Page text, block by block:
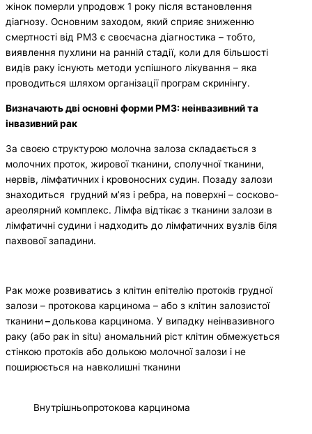
жінок померли упродовж 1 року після встановлення
діагнозу. Основним заходом, який сприяє зниженню
смертності від РМЗ є своєчасна діагностика – тобто,
виявлення пухлини на ранній стадії, коли для більшості
видів раку існують методи успішного лікування – яка
проводиться шляхом організації програм скринінгу.
Визначають дві основні форми РМЗ: неінвазивний та
інвазивний рак
За своєю структурою молочна залоза складається з
молочних проток, жирової тканини, сполучної тканини,
нервів, лімфатичних і кровоносних судин. Позаду залози
знаходиться грудний м’яз і ребра, на поверхні – сосково-
ареолярний комплекс. Лімфа відтікає з тканини залози в
лімфатичні судини і надходить до лімфатичних вузлів біля
пахвової западини.
Рак може розвиватись з клітин епітелію протоків грудної
залози – протокова карцинома – або з клітин залозистої
тканини – долькова карцинома. У випадку неінвазивного
раку (або рак in situ) аномальний ріст клітин обмежується
стінкою протоків або долькою молочної залози і не
поширюється на навколишні тканини
Внутрішньопротокова карцинома